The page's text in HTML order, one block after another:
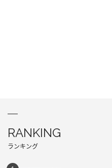
RANKING
ランキング